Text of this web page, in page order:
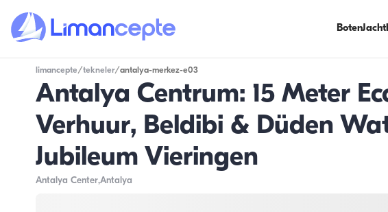
Boten
limancepte/tekneler/antalya-merkez-e03
Antalya Centrum: 15 Meter
Verhuur, Beldibi & Düden
Jubileum Vieringen
Antalya Center,Antalya